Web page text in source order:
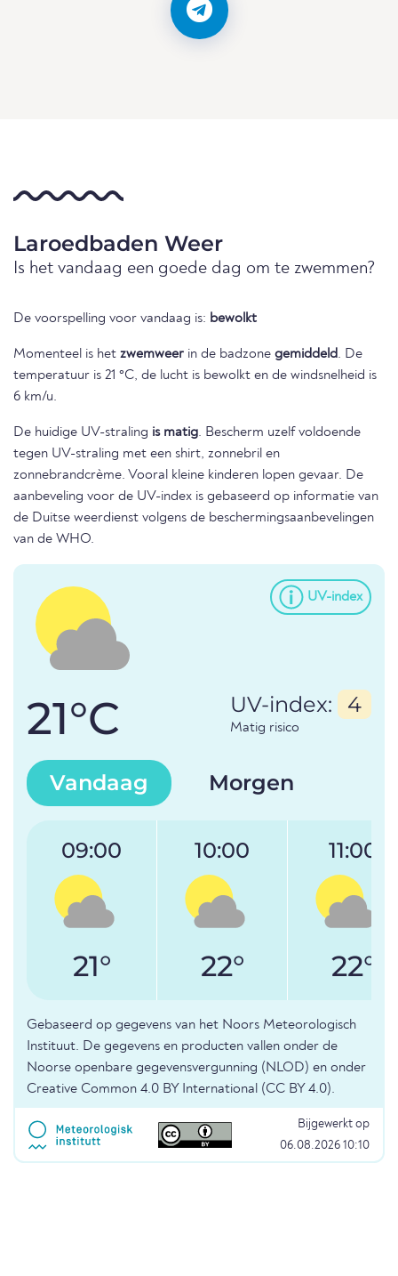
Laroedbaden Weer
Is het vandaag een goede dag om te zwemmen?
De voorspelling voor vandaag is: bewolkt
Momenteel is het zwemweer in de badzone gemiddeld. De
temperatuur is 21 °C, de lucht is bewolkt en de windsnelheid is
6 km/u.
De huidige UV-straling is matig. Bescherm uzelf voldoende
tegen UV-straling met een shirt, zonnebril en
zonnebrandcrème. Vooral kleine kinderen lopen gevaar. De
aanbeveling voor de UV-index is gebaseerd op informatie van
de Duitse weerdienst volgens de beschermingsaanbevelingen
van de WHO.
UV-index
21°C UV-index: 4
Matig risico
Vandaag Morgen
09:00
21°
10:00
22°
11:00
22°
Gebaseerd op gegevens van het Noors Meteorologisch
Instituut. De gegevens en producten vallen onder de
Noorse openbare gegevensvergunning (NLOD) en onder
Creative Common 4.0 BY International (CC BY 4.0).
Bijgewerkt op
06.08.2026 10:10